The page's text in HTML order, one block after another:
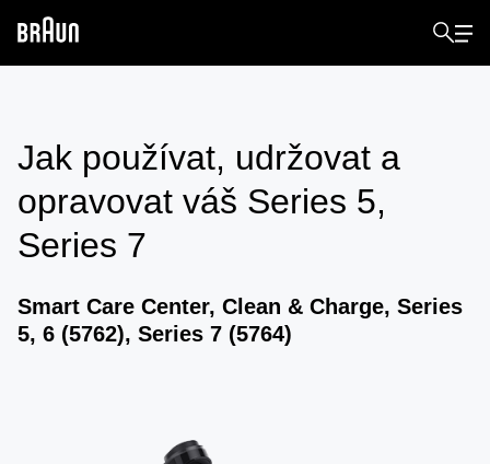
Jak používat, udržovat a
opravovat váš Series 5,
Series 7
Smart Care Center, Clean & Charge, Series
5, 6 (5762), Series 7 (5764)